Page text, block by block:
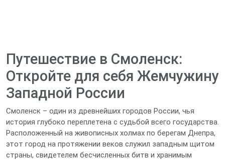
Путешествие в Смоленск:
Откройте для себя Жемчужину
Западной России
Смоленск – один из древнейших городов России, чья
история глубоко переплетена с судьбой всего государства.
Расположенный на живописных холмах по берегам Днепра,
этот город на протяжении веков служил западным щитом
страны, свидетелем бесчисленных битв и хранимым